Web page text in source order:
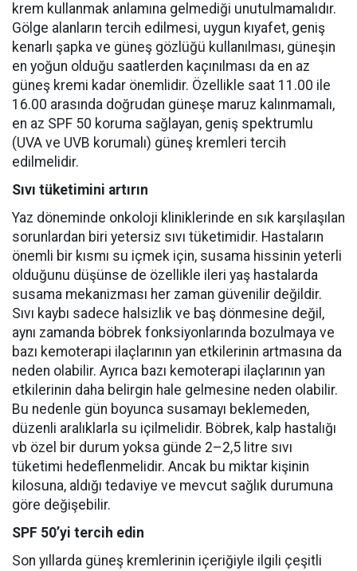
krem kullanmak anlamına gelmediği unutulmamalıdır.
Gölge alanların tercih edilmesi, uygun kıyafet, geniş
kenarlı şapka ve güneş gözlüğü kullanılması, güneşin
en yoğun olduğu saatlerden kaçınılması da en az
güneş kremi kadar önemlidir. Özellikle saat 11.00 ile
16.00 arasında doğrudan güneşe maruz kalınmamalı,
en az SPF 50 koruma sağlayan, geniş spektrumlu
(UVA ve UVB korumalı) güneş kremleri tercih
edilmelidir.
Sıvı tüketimini artırın
Yaz döneminde onkoloji kliniklerinde en sık karşılaşılan
sorunlardan biri yetersiz sıvı tüketimidir. Hastaların
önemli bir kısmı su içmek için, susama hissinin yeterli
olduğunu düşünse de özellikle ileri yaş hastalarda
susama mekanizması her zaman güvenilir değildir.
Sıvı kaybı sadece halsizlik ve baş dönmesine değil,
aynı zamanda böbrek fonksiyonlarında bozulmaya ve
bazı kemoterapi ilaçlarının yan etkilerinin artmasına da
neden olabilir. Ayrıca bazı kemoterapi ilaçlarının yan
etkilerinin daha belirgin hale gelmesine neden olabilir.
Bu nedenle gün boyunca susamayı beklemeden,
düzenli aralıklarla su içilmelidir. Böbrek, kalp hastalığı
vb özel bir durum yoksa günde 2–2,5 litre sıvı
tüketimi hedeflenmelidir. Ancak bu miktar kişinin
kilosuna, aldığı tedaviye ve mevcut sağlık durumuna
göre değişebilir.
SPF 50’yi tercih edin
Son yıllarda güneş kremlerinin içeriğiyle ilgili çeşitli